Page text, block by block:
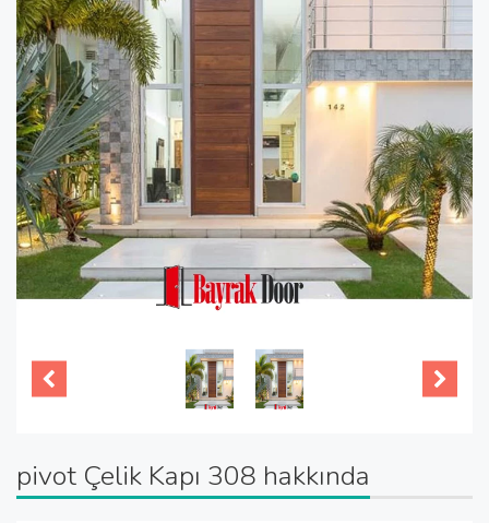
pivot Çelik Kapı 308 hakkında